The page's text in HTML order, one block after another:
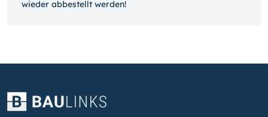
wieder ab­bestellt werden!